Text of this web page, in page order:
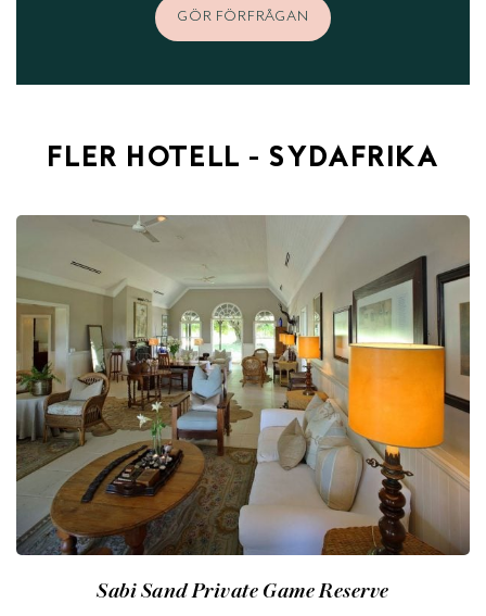
GÖR FÖRFRÅGAN
FLER HOTELL - SYDAFRIKA
Sabi Sand Private Game Reserve